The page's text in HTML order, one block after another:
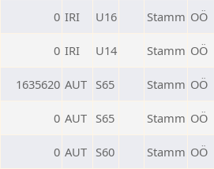
0 IRI U16 Stamm OÖ
0 IRI U14 Stamm OÖ
1635620 AUT S65 Stamm OÖ
0 AUT S65 Stamm OÖ
0 AUT S60 Stamm OÖ